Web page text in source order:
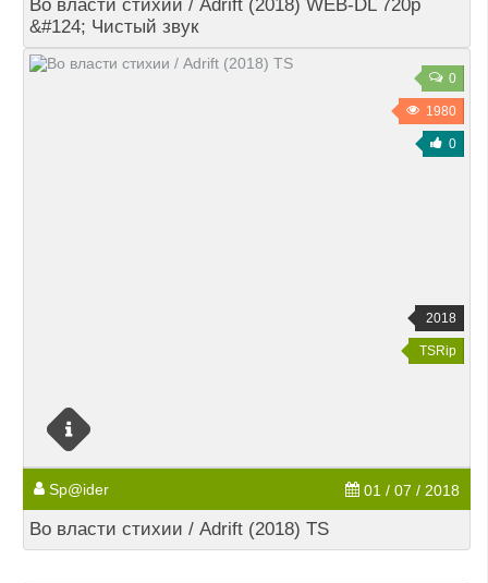
Во власти стихии / Adrift (2018) WEB-DL 720p
&#124; Чистый звук
0
1980
0
2018
TSRip
Sp@ider 01 / 07 / 2018
Во власти стихии / Adrift (2018) TS